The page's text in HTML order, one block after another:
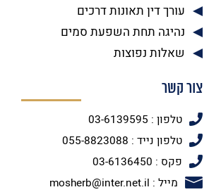
עורך דין תאונות דרכים
נהיגה תחת השפעת סמים
שאלות נפוצות
צור קשר
טלפון : 03-6139595
טלפון נייד : 055-8823088
פקס : 03-6136450
מייל : mosherb@inter.net.il